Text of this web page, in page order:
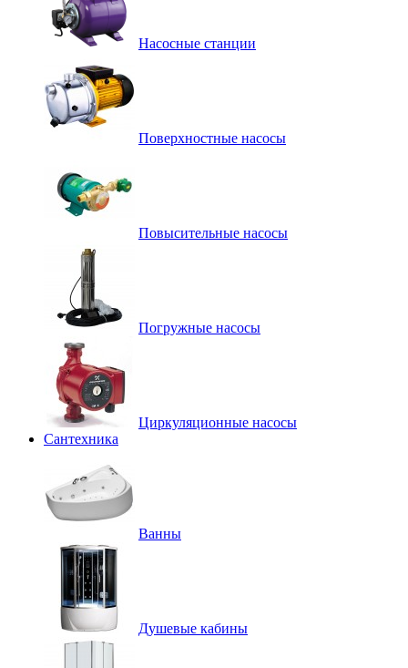
Насосные станции
Поверхностные насосы
Повысительные насосы
Погружные насосы
Циркуляционные насосы
Сантехника
Ванны
Душевые кабины